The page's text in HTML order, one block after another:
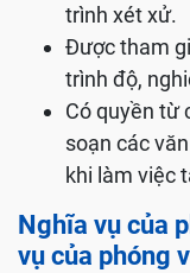
trình xét xử.
Được tham
trình độ,
Có quyền từ
soạn các
khi làm việc
Nghĩa vụ của
vụ của phóng